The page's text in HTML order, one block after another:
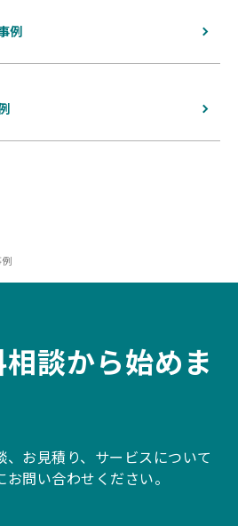
例
談から始めま
、お見積り、サービスについて
問い合わせください。